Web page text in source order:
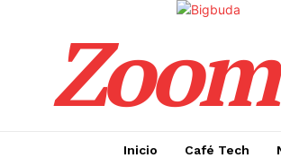
Inicio Café Tech